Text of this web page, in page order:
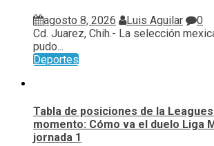
agosto 8, 2026 Luis Aguilar
0
Cd. Juarez, Chih.- La selección
pudo...
Deportes
Tabla de posiciones de la Leagues
momento: Cómo va el duelo Liga
jornada 1